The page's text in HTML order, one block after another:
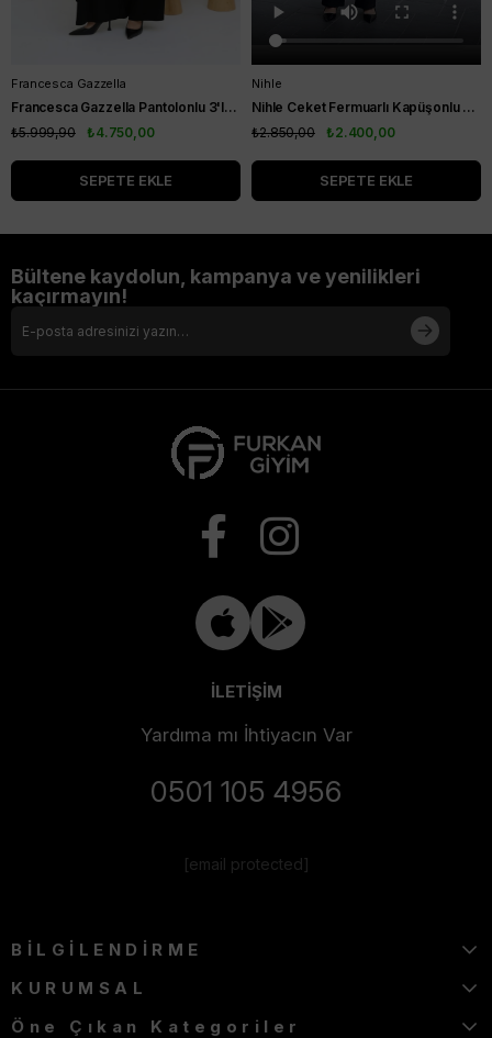
Francesca Gazzella
Francesca Gazzella Pantolonlu 3'lü Takım Siyah
₺4.750,00
₺5.999,90
SEPETE EKLE
Nihle
Nihle Ceket Fermuarlı Kapüşonlu Pantolonlu Spor Bayan Takım Siyah
₺2.400,00
₺2.850,00
SEPETE EKLE
Bültene kaydolun, kampanya ve yenilikleri
kaçırmayın!
İLETİŞİM
Yardıma mı İhtiyacın Var
0501 105 4956
[email protected]
BİLGİLENDİRME
KURUMSAL
Öne Çıkan Kategoriler